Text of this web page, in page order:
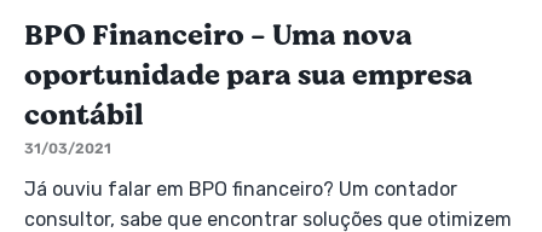
BPO Financeiro - Uma nova
oportunidade para sua empresa
contábil
31/03/2021
Já ouviu falar em BPO financeiro? Um contador
consultor, sabe que encontrar soluções que otimizem